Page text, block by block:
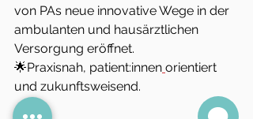
von PAs neue innovative Wege in der
ambulanten und hausärztlichen
Versorgung eröffnet.
🌟Praxisnah, patient:innen orientiert
und zukunftsweisend.